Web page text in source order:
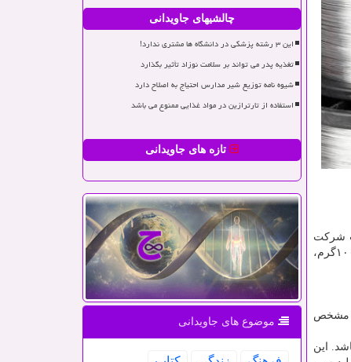
شرکت
) مالزی می باشد. البته در کشور سنگاپور نیز تولید می شود. سیم قلع های آساهی معمولا در وزن های گوناگون ۵۰گرم ، ۱۰۰گرم،
مشخص
این
چالشیهای جاویدانی
این ۳ رشته پزشکی در دانشگاه ها مشتری ندارد!
تغذیه پدر می تواند بر سلامت نوزاد تأثیر بگذارد
شیوه نامه توزیع شیر مدارس احتیاج به اصلاح دارد
استفاده از تارترازین در مواد غذایی ممنوع می باشد
تازه های جاویدانی
موضوع های جاویدانی